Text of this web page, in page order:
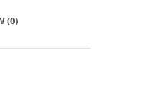
(0)